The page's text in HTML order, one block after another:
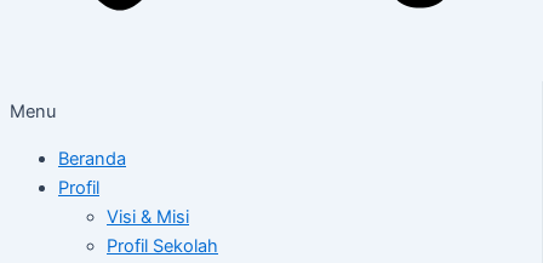
Menu
Beranda
Profil
Visi & Misi
Profil Sekolah